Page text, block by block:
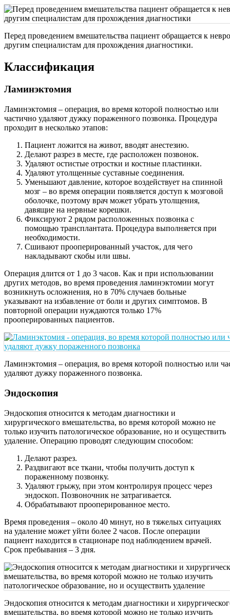
Перед проведением вмешательства пациент обращается к
другим специалистам для прохождения диагностики.
Классификация
Ламинэктомия
Ламинэктомия – операция, во время которой полностью или
частично удаляют дужку пораженного позвонка. Процедура
проходит в несколько этапов:
Пациент ложится на живот, вводят анестезию.
Делают разрез в месте, где расположен позвонок.
Удаляют остистые отростки и костные пластинки.
Удаляют утолщенные суставные соединения.
Уменьшают давление, которое воздействует на спинной
мозг – во время операции появляется доступ к мозговой
оболочке, поэтому врач может убрать утолщения,
давящие на нервные корешки.
Фиксируют 2 рядом расположенных позвонка с
помощью трансплантата. Процедура выполняется при
необходимости.
Сшивают прооперированный участок, для чего
накладывают скобы или швы.
Операция длится от 1 до 3 часов. Как и при использовании
других методов, во время проведения ламинэктомии могут
возникнуть осложнения, но в 70% случаев больные
указывают на избавление от боли и других симптомов. В
повторной операции нуждаются только 17%
прооперированных пациентов.
Ламинэктомия – операция, во время которой полностью или
удаляют дужку пораженного позвонка.
Эндоскопия
Эндоскопия относится к методам диагностики и
хирургического вмешательства, во время которой можно не
только изучить патологическое образование, но и осуществить
удаление. Операцию проводят следующим способом:
Делают разрез.
Раздвигают все ткани, чтобы получить доступ к
пораженному позвонку.
Удаляют грыжу, при этом контролируя процесс через
эндоскоп. Позвоночник не затрагивается.
Обрабатывают прооперированное место.
Время проведения – около 40 минут, но в тяжелых ситуациях
на удаление может уйти более 2 часов. После операции
пациент находится в стационаре под наблюдением врачей.
Срок пребывания – 3 дня.
Эндоскопия относится к методам диагностики и
вмешательства, во время которой можно не только изучить